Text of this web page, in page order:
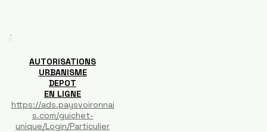
AUTORISATIONS
URBANISME
DEPOT
EN LIGNE
https://ads.paysvoironnai
s.com/guichet-
unique/Login/Particulier